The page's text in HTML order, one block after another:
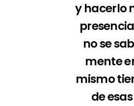
y hacerlo
no se
mente
mismo
de